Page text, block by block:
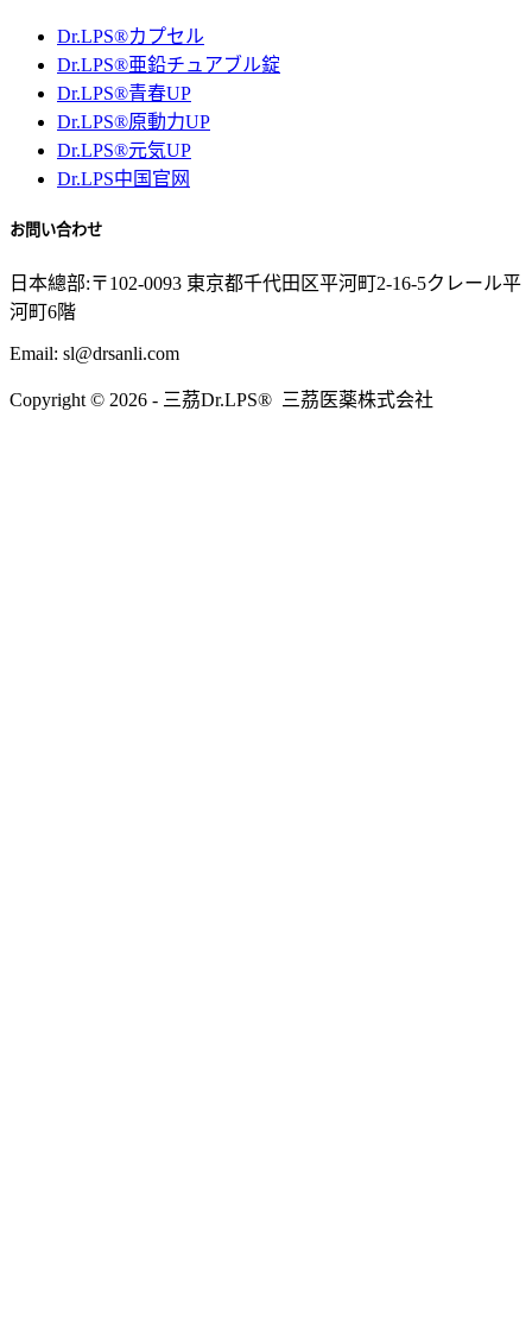
Dr.LPS®カプセル
Dr.LPS®亜鉛チュアブル錠
Dr.LPS®青春UP
Dr.LPS®原動力UP
Dr.LPS®元気UP
Dr.LPS中国官网
お問い合わせ
日本總部:〒102-0093 東京都千代田区平河町2-16-5クレール平
河町6階
Email: sl@drsanli.com
Copyright © 2026 - 三茘Dr.LPS® 三茘医薬株式会社